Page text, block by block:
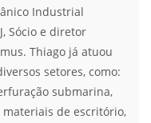
Industrial
Sócio e diretor
Thiago já atuou
setores, como:
submarina,
materiais de escritório,